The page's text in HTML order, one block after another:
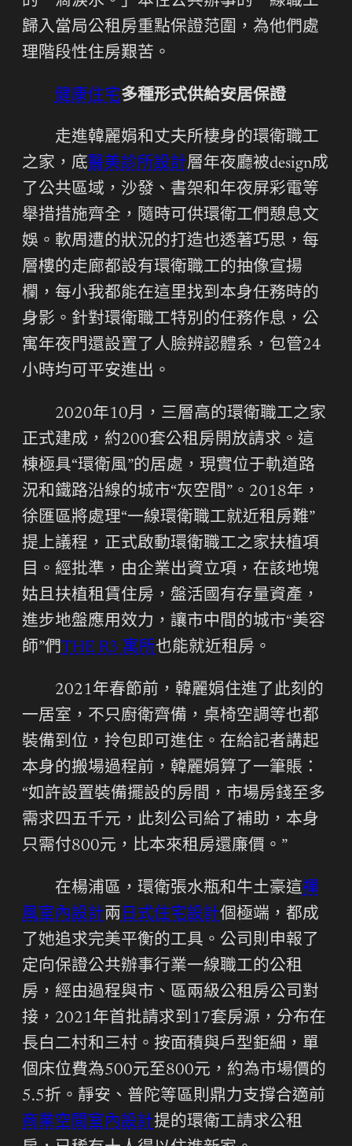
歸入當局公租房重點保證范圍，為他們處
理階段性住房艱苦。
健康住宅多種形式供給安居保證
走進韓麗娟和丈夫所棲身的環衛職工
之家，底醫美診所設計層年夜廳被design成
了公共區域，沙發、書架和年夜屏彩電等
舉措措施齊全，隨時可供環衛工們憩息文
娛。軟周遭的狀況的打造也透著巧思，每
層樓的走廊都設有環衛職工的抽像宣揚
欄，每小我都能在這里找到本身任務時的
身影。針對環衛職工特別的任務作息，公
寓年夜門還設置了人臉辨認體系，包管24
小時均可平安進出。
2020年10月，三層高的環衛職工之家
正式建成，約200套公租房開放請求。這
棟極具“環衛風”的居處，現實位于軌道路
況和鐵路沿線的城市“灰空間”。2018年，
徐匯區將處理“一線環衛職工就近租房難”
提上議程，正式啟動環衛職工之家扶植項
目。經批準，由企業出資立項，在該地塊
姑且扶植租賃住房，盤活國有存量資產，
進步地盤應用效力，讓市中間的城市“美容
師”們THE R3 寓所也能就近租房。
2021年春節前，韓麗娟住進了此刻的
一居室，不只廚衛齊備，桌椅空調等也都
裝備到位，拎包即可進住。在給記者講起
本身的搬場過程前，韓麗娟算了一筆賬：
“如許設置裝備擺設的房間，市場房錢至多
需求四五千元，此刻公司給了補助，本身
只需付800元，比本來租房還廉價。”
在楊浦區，環衛張水瓶和牛土豪這禪
風室內設計兩 日式住宅設計個極端，都成
了她追求完美平衡的工具。公司則申報了
定向保證公共辦事行業一線職工的公租
房，經由過程與市、區兩級公租房公司對
接，2021年首批請求到17套房源，分布在
長白二村和三村。按面積與戶型鉅細，單
個床位費為500元至800元，約為市場價的
5.5折。靜安、普陀等區則鼎力支撐合適前
商業空間室內設計提的環衛工請求公租